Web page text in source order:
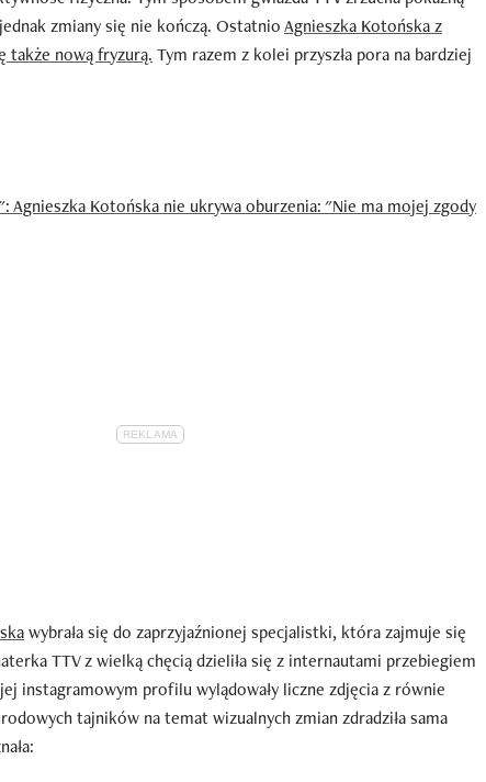
zmiany się nie kończą. OstatnioAgnieszka Kotońska z
także nową fryzurą. Tym razem z kolei przyszła pora na bardziej
Agnieszka Kotońska nie ukrywa oburzenia: "Nie ma mojej zgody
wybrała się do zaprzyjaźnionej specjalistki, która zajmuje się
TTV z wielką chęcią dzieliła się z internautami przebiegiem
instagramowym profilu wylądowały liczne zdjęcia z równie
tajników na temat wizualnych zmian zdradziła sama